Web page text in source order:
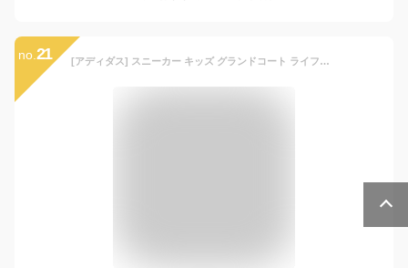
no. 21 [アディダス] スニーカー キッズ グランドコート ライフスタイル 面ファスナー 男の子 女の子 12~16.5cm LKK33 フットウェアホワイト/チームリアルマゼンタ/フットウェアホワイト(GY4768) 15.0 cm